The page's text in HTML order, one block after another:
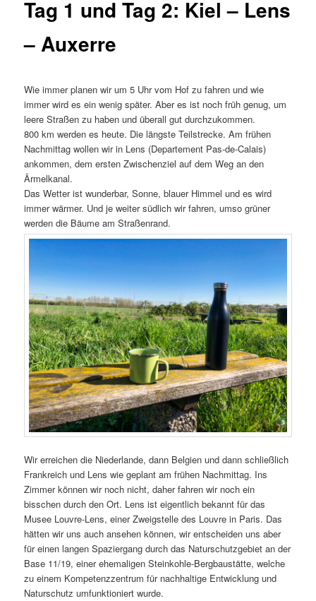
Tag 1 und Tag 2: Kiel – Lens
– Auxerre
Wie immer planen wir um 5 Uhr vom Hof zu fahren und wie
immer wird es ein wenig später. Aber es ist noch früh genug, um
leere Straßen zu haben und überall gut durchzukommen.
800 km werden es heute. Die längste Teilstrecke. Am frühen
Nachmittag wollen wir in Lens (Departement Pas-de-Calais)
ankommen, dem ersten Zwischenziel auf dem Weg an den
Ärmelkanal.
Das Wetter ist wunderbar, Sonne, blauer Himmel und es wird
immer wärmer. Und je weiter südlich wir fahren, umso grüner
werden die Bäume am Straßenrand.
Wir erreichen die Niederlande, dann Belgien und dann schließlich
Frankreich und Lens wie geplant am frühen Nachmittag. Ins
Zimmer können wir noch nicht, daher fahren wir noch ein
bisschen durch den Ort. Lens ist eigentlich bekannt für das
Musee Louvre-Lens, einer Zweigstelle des Louvre in Paris. Das
hätten wir uns auch ansehen können, wir entscheiden uns aber
für einen langen Spaziergang durch das Naturschutzgebiet an der
Base 11/19, einer ehemaligen Steinkohle-Bergbaustätte, welche
zu einem Kompetenzzentrum für nachhaltige Entwicklung und
Naturschutz umfunktioniert wurde.